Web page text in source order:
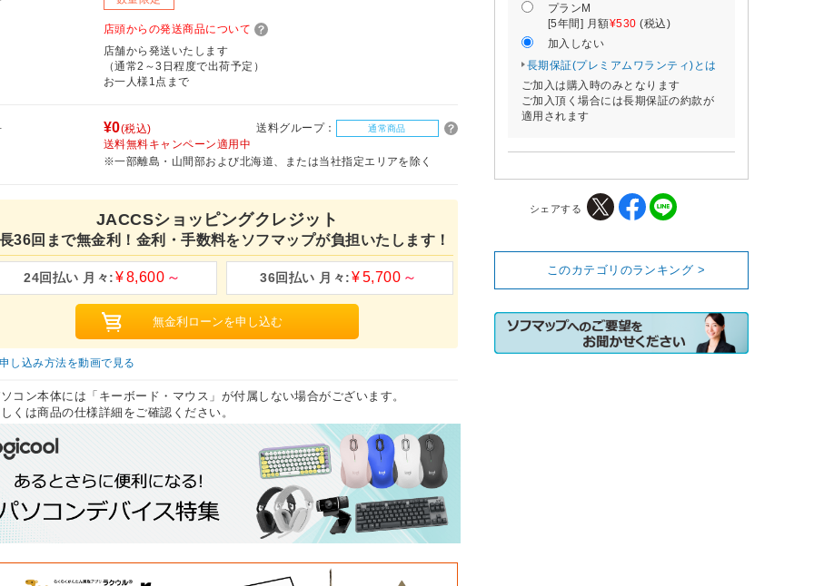
店頭からの発送商品について
店舗から発送いたします
（通常2～3日程度で出荷予定）
お一人様1点まで
¥0(税込) 送料グループ： 通常商品
送料無料キャンペーン適用中
※一部離島・山間部および北海道、または当社指定エリアを除く
JACCSショッピングクレジット
36回まで無金利！金利・手数料をソフマップが負担いたします！
8,600 5,700
し込み方法を動画で見る
コン本体には「キーボード・マウス」が付属しない場合がございます。
は商品の仕様詳細をご確認ください。
プランM
[5年間] 月額¥530 (税込)
加入しない
長期保証(プレミアムワランティ)とは
ご加入は購入時のみとなります
ご加入頂く場合には長期保証の約款が
適用されます
シェアする
このカテゴリのランキング >